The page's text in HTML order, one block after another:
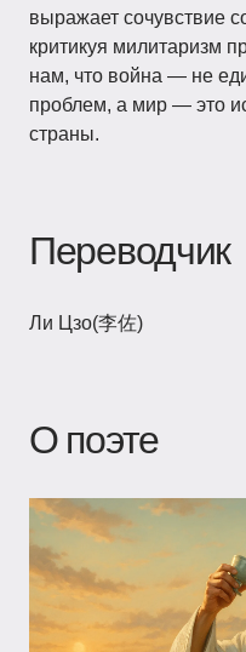
выражает сочувствие
критикуя милитаризм
нам, что война — не
проблем, а мир — это
страны.
Переводчик
Ли Цзо(李佐)
О поэте